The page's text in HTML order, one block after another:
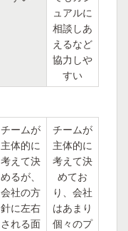
ュアルに
相談しあ
えるなど
協力しや
すい
チームが
主体的に
考えて決
めるが、
会社の方
針に左右
される面
チームが
主体的に
考えて決
めてお
り、会社
はあまり
個々のプ